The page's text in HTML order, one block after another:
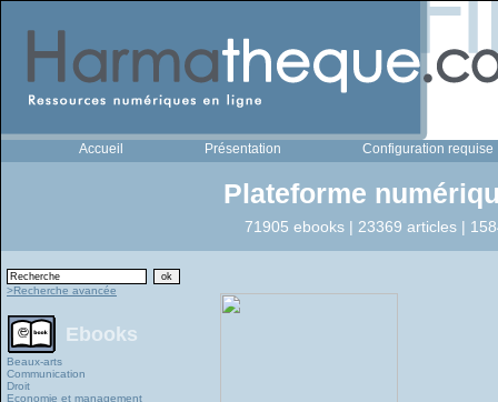
Accueil Présentation Configuration requise
Plateforme
71905 ebooks | 23369 articles |
>Recherche avancée
Ebooks
Beaux-arts
Communication
Droit
Economie et management